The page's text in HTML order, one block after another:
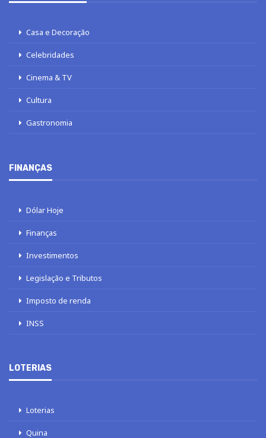
Casa e Decoração
Celebridades
Cinema & TV
Cultura
Gastronomia
FINANÇAS
Dólar Hoje
Finanças
Investimentos
Legislação e Tributos
Imposto de renda
INSS
LOTERIAS
Loterias
Quina